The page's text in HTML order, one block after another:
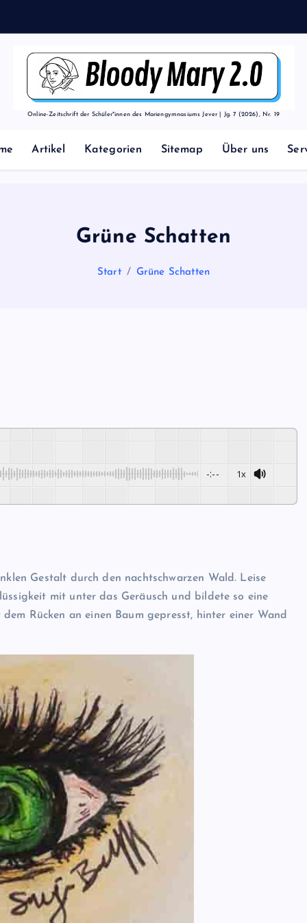
Online-Zeitschrift der Schüler*innen des Mariengymnasiums Jever | Jg. 7 (2026), Nr. 19
Artikel Kategorien Sitemap Über uns
Grüne Schatten
Start Grüne Schatten
-:-- 1x
Gestalt durch den nachtschwarzen Wald. Leise
mit unter das Geräusch und bildete so eine
Rücken an einen Baum gepresst, hinter einer Wand